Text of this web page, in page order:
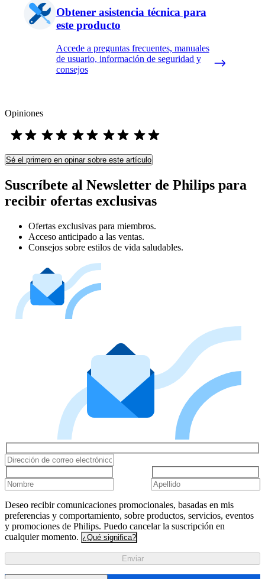
Obtener asistencia técnica para
este producto
Accede a preguntas frecuentes, manuales
de usuario, información de seguridad y
consejos
Opiniones
Sé el primero en opinar sobre este artículo
Suscríbete al Newsletter de Philips para
recibir ofertas exclusivas
Ofertas exclusivas para miembros.
Acceso anticipado a las ventas.
Consejos sobre estilos de vida saludables.
Deseo recibir comunicaciones promocionales, basadas en mis
preferencias y comportamiento, sobre productos, servicios, eventos
y promociones de Philips. Puedo cancelar la suscripción en
cualquier momento. ¿Qué significa?
Enviar